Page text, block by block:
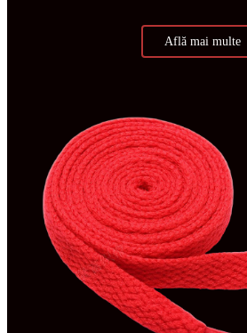
Află mai multe